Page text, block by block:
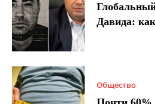
Давида:
Общество